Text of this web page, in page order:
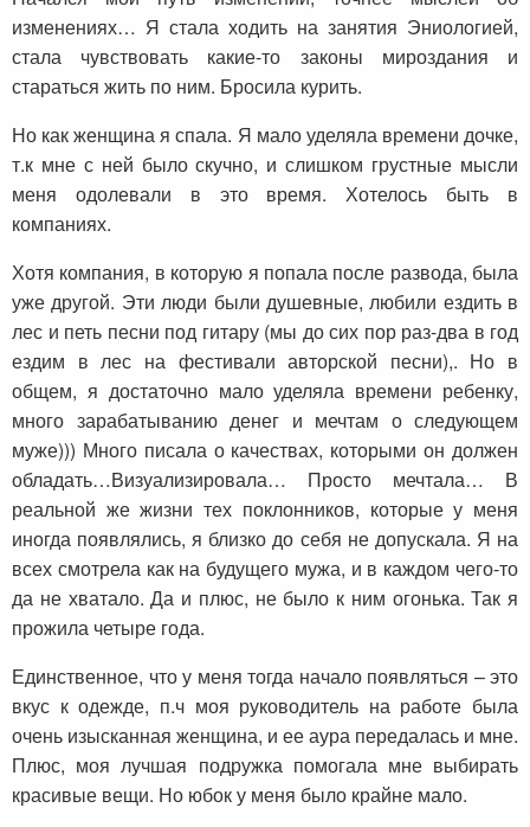
изменениях… Я стала ходить на занятия Эниологией,
стала чувствовать какие-то законы мироздания и
стараться жить по ним. Бросила курить.
Но как женщина я спала. Я мало уделяла времени дочке,
т.к мне с ней было скучно, и слишком грустные мысли
меня одолевали в это время. Хотелось быть в
компаниях.
Хотя компания, в которую я попала после развода, была
уже другой. Эти люди были душевные, любили ездить в
лес и петь песни под гитару (мы до сих пор раз-два в год
ездим в лес на фестивали авторской песни),. Но в
общем, я достаточно мало уделяла времени ребенку,
много зарабатыванию денег и мечтам о следующем
муже))) Много писала о качествах, которыми он должен
обладать…Визуализировала… Просто мечтала… В
реальной же жизни тех поклонников, которые у меня
иногда появлялись, я близко до себя не допускала. Я на
всех смотрела как на будущего мужа, и в каждом чего-то
да не хватало. Да и плюс, не было к ним огонька. Так я
прожила четыре года.
Единственное, что у меня тогда начало появляться – это
вкус к одежде, п.ч моя руководитель на работе была
очень изысканная женщина, и ее аура передалась и мне.
Плюс, моя лучшая подружка помогала мне выбирать
красивые вещи. Но юбок у меня было крайне мало.